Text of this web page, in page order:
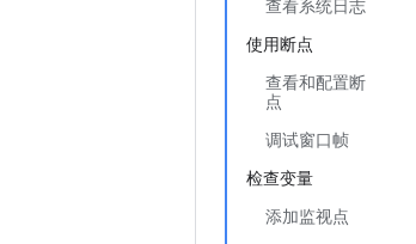
查看系统日志
使用断点
查看和配置断
点
调试窗口帧
检查变量
添加监视点